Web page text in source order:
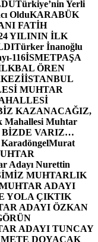
Türkiye’nin Yerli
OlduKARABÜK
FATİH
YILININ İLK
Türker İnanoğlu
116İSMETPAŞA
ÖREN
İSTANBUL
MUHTAR
KAZANACAĞIZ,
Mahallesi Muhtar
BİZDE VARIZ…
Murat
Adayı Nurettin
MUHTARLIK
ADAYI
YOLA ÇIKTIK
ADAYI ÖZKAN
ADAYI TUNCAY
DOYACAK